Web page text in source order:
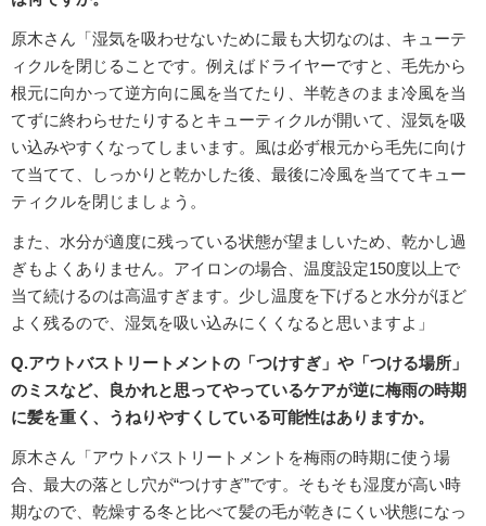
原木さん「湿気を吸わせないために最も大切なのは、キューテ
ィクルを閉じることです。例えばドライヤーですと、毛先から
根元に向かって逆方向に風を当てたり、半乾きのまま冷風を当
てずに終わらせたりするとキューティクルが開いて、湿気を吸
い込みやすくなってしまいます。風は必ず根元から毛先に向け
て当てて、しっかりと乾かした後、最後に冷風を当ててキュー
ティクルを閉じましょう。
また、水分が適度に残っている状態が望ましいため、乾かし過
ぎもよくありません。アイロンの場合、温度設定150度以上で
当て続けるのは高温すぎます。少し温度を下げると水分がほど
よく残るので、湿気を吸い込みにくくなると思いますよ」
Q.アウトバストリートメントの「つけすぎ」や「つける場所」
のミスなど、良かれと思ってやっているケアが逆に梅雨の時期
に髪を重く、うねりやすくしている可能性はありますか。
原木さん「アウトバストリートメントを梅雨の時期に使う場
合、最大の落とし穴が“つけすぎ”です。そもそも湿度が高い時
期なので、乾燥する冬と比べて髪の毛が乾きにくい状態になっ